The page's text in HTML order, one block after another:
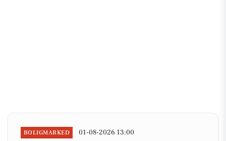
BOLIGMARKED 01-08-2026 13:00